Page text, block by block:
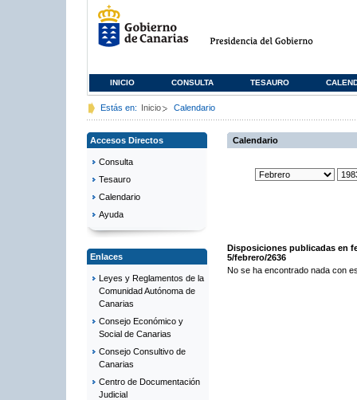
INICIO CONSULTA TESAURO
Estás en: Inicio Calendario
Accesos Directos
Consulta
Tesauro
Calendario
Ayuda
Enlaces
Leyes y Reglamentos de la
Comunidad Autónoma de
Canarias
Consejo Económico y
Social de Canarias
Consejo Consultivo de
Canarias
Centro de Documentación
Judicial
Calendario
Disposiciones publicadas en
5/febrero/2636
No se ha encontrado nada con